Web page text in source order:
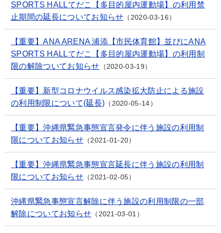
SPORTS HALLてだこ【多目的屋内運動場】の利用禁
止期間の延長についてお知らせ
2020-03-16
【重要】ANA ARENA 浦添【市民体育館】並びにANA
SPORTS HALLてだこ【多目的屋内運動場】の利用制
限の解除ついてお知らせ
2020-03-19
【重要】新型コロナウイルス感染拡大防止による施設
の利用制限について(延長)
2020-05-14
【重要】沖縄県緊急事態宣言発令に伴う施設の利用制
限についてお知らせ
2021-01-20
【重要】沖縄県緊急事態宣言延長に伴う施設の利用制
限についてお知らせ
2021-02-05
沖縄県緊急事態宣言解除に伴う施設の利用制限の一部
解除についてお知らせ
2021-03-01